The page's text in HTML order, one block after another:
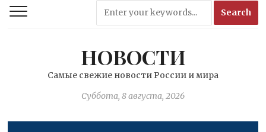
НОВОСТИ
Самые свежие новости России и мира
Суббота, 8 августа, 2026